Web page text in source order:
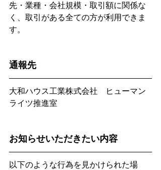
先・業種・会社規模・取引額に関係な
く、取引がある全ての方が利用できま
す。
通報先
大和ハウス工業株式会社　ヒューマン
ライツ推進室
​お知らせいただきたい内容
​​以下のような行為を見かけられた場